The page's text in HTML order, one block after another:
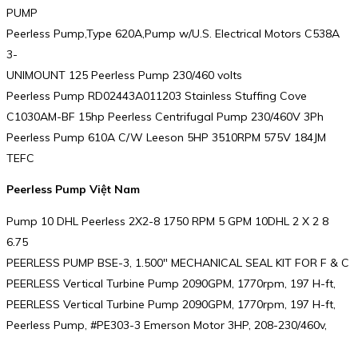
PUMP
Peerless Pump,Type 620A,Pump w/U.S. Electrical Motors C538A
3-
UNIMOUNT 125 Peerless Pump 230/460 volts
Peerless Pump RD02443A011203 Stainless Stuffing Cove
C1030AM-BF 15hp Peerless Centrifugal Pump 230/460V 3Ph
Peerless Pump 610A C/W Leeson 5HP 3510RPM 575V 184JM
TEFC
Peerless Pump Việt Nam
Pump 10 DHL Peerless 2X2-8 1750 RPM 5 GPM 10DHL 2 X 2 8
6.75
PEERLESS PUMP BSE-3, 1.500″ MECHANICAL SEAL KIT FOR F & C
PEERLESS Vertical Turbine Pump 2090GPM, 1770rpm, 197 H-ft,
PEERLESS Vertical Turbine Pump 2090GPM, 1770rpm, 197 H-ft,
Peerless Pump, #PE303-3 Emerson Motor 3HP, 208-230/460v,